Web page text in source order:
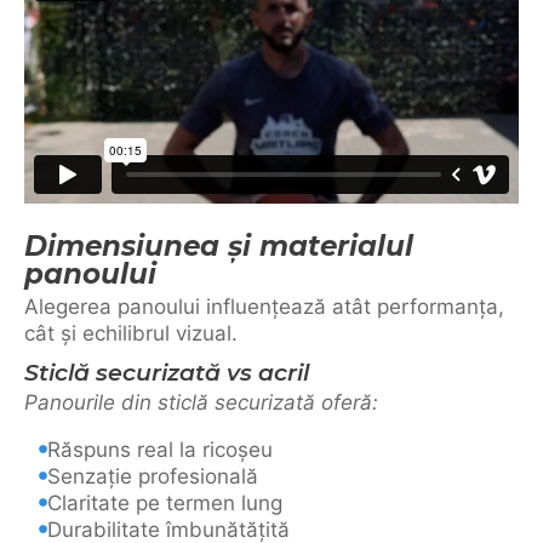
Dimensiunea și materialul
panoului
Alegerea panoului influențează atât performanța,
cât și echilibrul vizual.
Sticlă securizată vs acril
Panourile din sticlă securizată oferă:
Răspuns real la ricoșeu
Senzație profesională
Claritate pe termen lung
Durabilitate îmbunătățită